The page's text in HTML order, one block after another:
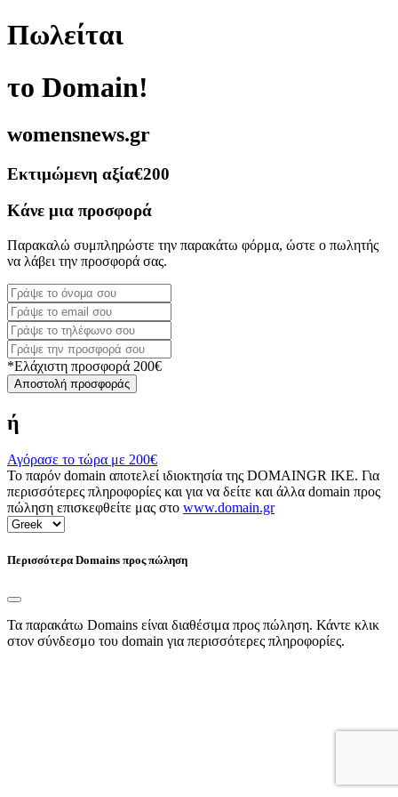
Πωλείται
το Domain!
womensnews.gr
Εκτιμώμενη αξία€200
Κάνε μια προσφορά
Παρακαλώ συμπληρώστε την παρακάτω φόρμα, ώστε ο πωλητής
να λάβει την προσφορά σας.
*Ελάχιστη προσφορά 200€
Αποστολή προσφοράς
ή
Αγόρασε το τώρα με 200€
Το παρόν domain αποτελεί ιδιοκτησία της DOMAINGR ΙΚΕ. Για
περισσότερες πληροφορίες και για να δείτε και άλλα domain προς
πώληση επισκεφθείτε μας στο www.domain.gr
Περισσότερα Domains προς πώληση
Τα παρακάτω Domains είναι διαθέσιμα προς πώληση. Κάντε κλικ
στον σύνδεσμο του domain για περισσότερες πληροφορίες.